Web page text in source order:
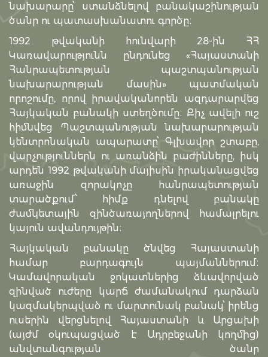
նախարարը՝ ստանձնելով բանակաշինության
ծանր ու պատասխանատու գործը։
1992 թվականի հունվարի 28-ին ՀՀ
Կառավարությունն ընդունեց «Հայաստանի
Հանրապետության պաշտպանության
նախարարության մասին» պատմական
որոշումը, որով իրավականորեն ազդարարվեց
Հայկական բանակի ստեղծումը։ Քիչ ավելի ուշ
հիմնվեց Պաշտպանության նախարարության
կենտրոնական ապարատը՝ Գլխավոր շտաբը,
վարչություններն ու առանձին բաժինները, իսկ
արդեն 1992 թվականի մայիսին իրականացվեց
առաջին զորակոչը հանրապետության
տարածքում՝ հիմք դնելով բանակը
ժամկետային զինծառայողներով համալրելու
կայուն ավանդույթին։
Հայկական բանակը ծնվեց Հայաստանի
համար բարդագույն պայմաններում։
Կամավորական ջոկատներից ձևավորված
զինված ուժերը կարճ ժամանակում դարձան
կազմակերպված ու մարտունակ բանակ՝ իրենց
ուսերին վերցնելով Հայաստանի և Արցախի
(այժմ օկուպացված է Ադրբեջանի կողմից)
անվտանգության ծանր